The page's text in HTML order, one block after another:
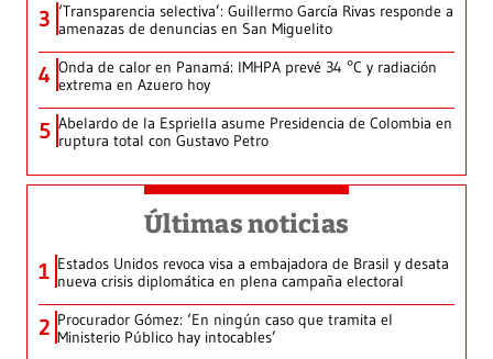
3 ‘Transparencia selectiva’: Guillermo García Rivas responde a
amenazas de denuncias en San Miguelito
4 Onda de calor en Panamá: IMHPA prevé 34 °C y radiación
extrema en Azuero hoy
5 Abelardo de la Espriella asume Presidencia de Colombia en
ruptura total con Gustavo Petro
Últimas noticias
1 Estados Unidos revoca visa a embajadora de Brasil y desata
nueva crisis diplomática en plena campaña electoral
2 Procurador Gómez: ‘En ningún caso que tramita el
Ministerio Público hay intocables’